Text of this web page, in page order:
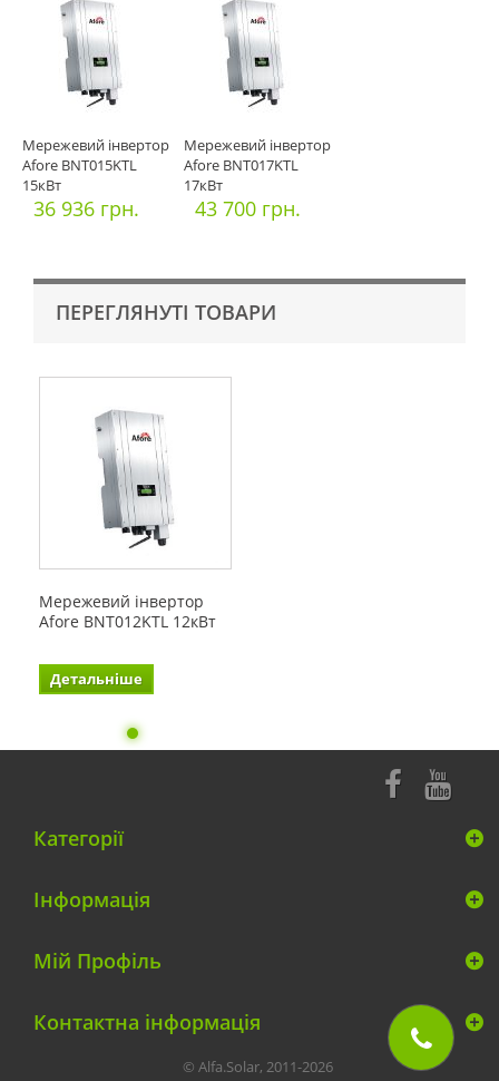
Мережевий інвертор
Afore BNT015KTL
15кВт
36 936 грн.
Мережевий інвертор
Afore BNT017KTL
17кВт
43 700 грн.
ПЕРЕГЛЯНУТІ ТОВАРИ
Мережевий інвертор
Afore BNT012KTL 12кВт
Детальніше
Категорії
Інформація
Мій Профіль
Контактна інформація
© Alfa.Solar, 2011-2026